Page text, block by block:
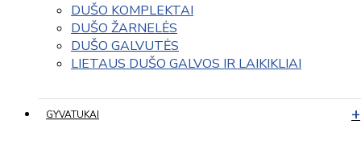
DUŠO KOMPLEKTAI
DUŠO ŽARNELĖS
DUŠO GALVUTĖS
LIETAUS DUŠO GALVOS IR LAIKIKLIAI
GYVATUKAI